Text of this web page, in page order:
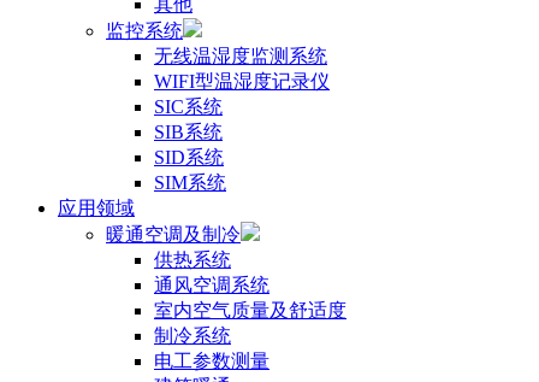
其他
监控系统
无线温湿度监测系统
WIFI型温湿度记录仪
SIC系统
SIB系统
SID系统
SIM系统
应用领域
暖通空调及制冷
供热系统
通风空调系统
室内空气质量及舒适度
制冷系统
电工参数测量